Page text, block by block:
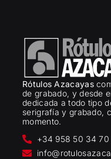
Rótulos Azacayas
de grabado, y desde
dedicada a todo tipo
serigrafía y grabado,
momento.
+34 958 50 34 70